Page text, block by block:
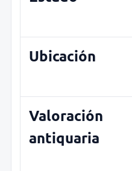
Ubicación
Valoración
antiquaria